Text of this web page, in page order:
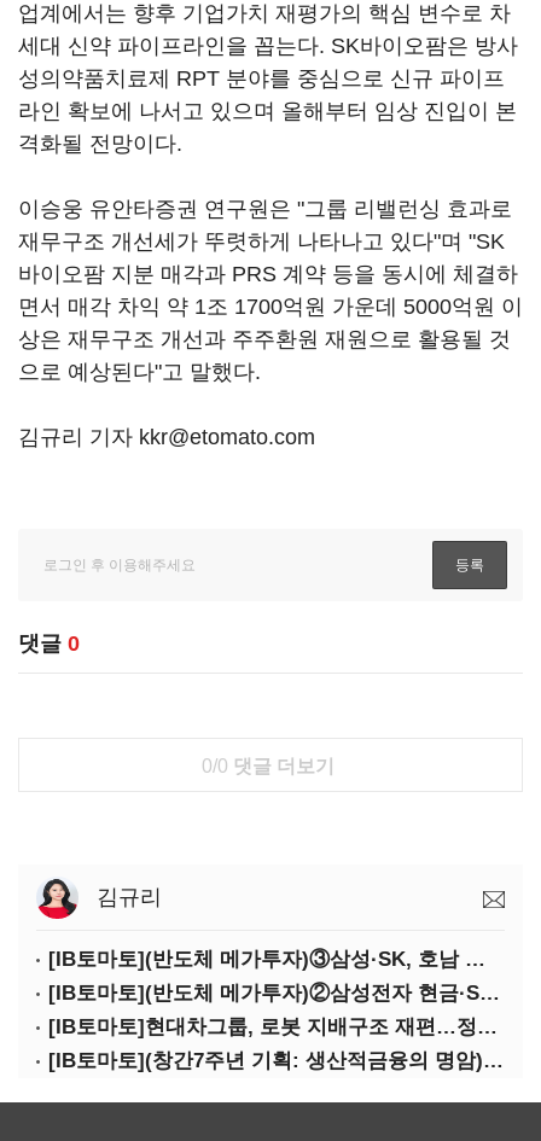
업계에서는 향후 기업가치 재평가의 핵심 변수로 차
세대 신약 파이프라인을 꼽는다. SK바이오팜은 방사
성의약품치료제 RPT 분야를 중심으로 신규 파이프
라인 확보에 나서고 있으며 올해부터 임상 진입이 본
격화될 전망이다.
이승웅 유안타증권 연구원은 "그룹 리밸런싱 효과로
재무구조 개선세가 뚜렷하게 나타나고 있다"며 "SK
바이오팜 지분 매각과 PRS 계약 등을 동시에 체결하
면서 매각 차익 약 1조 1700억원 가운데 5000억원 이
상은 재무구조 개선과 주주환원 재원으로 활용될 것
으로 예상된다"고 말했다.
김규리 기자 kkr@etomato.com
댓글 0
0/0 댓글 더보기
김규리
[IB토마토](반도체 메가투자)③삼성·SK, 호남 동시 출격…인력·협력사 쟁탈전
[IB토마토](반도체 메가투자)②삼성전자 현금·SDI 차입…엇갈린 2655조 투자체력
[IB토마토]현대차그룹, 로봇 지배구조 재편…정의선 1245억 추가 투입 유력
[IB토마토](창간7주년 기획: 생산적금융의 명암)③선택받은 산업, 커진 자금격차